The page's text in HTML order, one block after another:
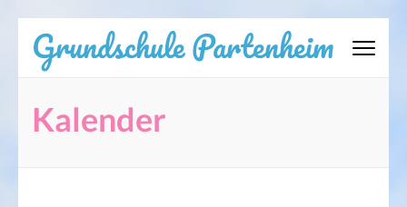
Inhalt
springen
drücken)
Grundschule Partenheim
Kalender